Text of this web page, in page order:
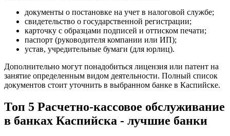
документы о постановке на учет в налоговой службе;
свидетельство о государственной регистрации;
карточку с образцами подписей и оттиском печати;
паспорт (руководителя компании или ИП);
устав, учредительные бумаги (для юрлиц).
Дополнительно могут понадобиться лицензия или патент на
занятие определенным видом деятельности. Полный список
документов стоит уточнить в выбранном банке в Каспийске.
Топ 5 Расчетно-кассовое обслуживание
в банках Каспийска - лучшие банки